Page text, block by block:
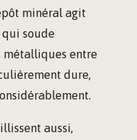
minéral agit
soude
métalliques entre
dure,
aussi,